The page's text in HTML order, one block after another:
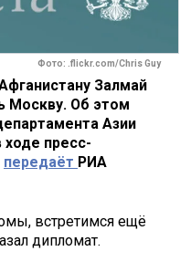
Фото: .flickr.com/Chris Guy
Залмай
Москву. Об этом
Азии
пресс-
передаёт РИА
встретимся ещё
дипломат.